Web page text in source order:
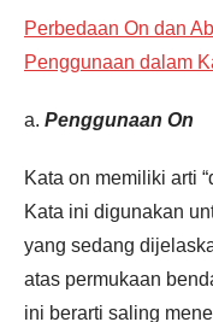
Perbedaan On dan
Penggunaan dalam
a. Penggunaan On
Kata on memiliki arti
Kata ini digunakan
yang sedang
atas permukaan
ini berarti saling